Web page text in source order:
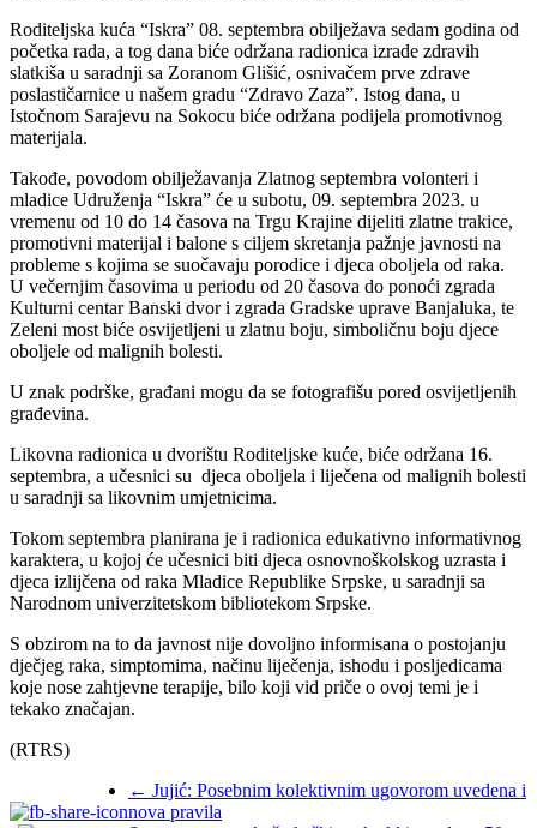
Roditeljska kuća “Iskra” 08. septembra obilježava sedam godina od
početka rada, a tog dana biće održana radionica izrade zdravih
slatkiša u saradnji sa Zoranom Glišić, osnivačem prve zdrave
poslastičarnice u našem gradu “Zdravo Zaza”. Istog dana, u
Istočnom Sarajevu na Sokocu biće održana podijela promotivnog
materijala.
Takođe, povodom obilježavanja Zlatnog septembra volonteri i
mladice Udruženja “Iskra” će u subotu, 09. septembra 2023. u
vremenu od 10 do 14 časova na Trgu Krajine dijeliti zlatne trakice,
promotivni materijal i balone s ciljem skretanja pažnje javnosti na
probleme s kojima se suočavaju porodice i djeca oboljela od raka.
U večernjim časovima u periodu od 20 časova do ponoći zgrada
Kulturni centar Banski dvor i zgrada Gradske uprave Banjaluka, te
Zeleni most biće osvijetljeni u zlatnu boju, simboličnu boju djece
oboljele od malignih bolesti.
U znak podrške, građani mogu da se fotografišu pored osvijetljenih
građevina.
Likovna radionica u dvorištu Roditeljske kuće, biće održana 16.
septembra, a učesnici su djeca oboljela i liječena od malignih bolesti
u saradnji sa likovnim umjetnicima.
Tokom septembra planirana je i radionica edukativno informativnog
karaktera, u kojoj će učesnici biti djeca osnovnoškolskog uzrasta i
djeca izlijčena od raka Mladice Republike Srpske, u saradnji sa
Narodnom univerzitetskom bibliotekom Srpske.
S obzirom na to da javnost nije dovoljno informisana o postojanju
dječjeg raka, simptomima, načinu liječenja, ishodu i posljedicama
koje nose zahtjevne terapije, bilo koji vid priče o ovoj temi je i
tekako značajan.
(RTRS)
← Jujić: Posebnim kolektivnim ugovorom uvedena i
nova pravila